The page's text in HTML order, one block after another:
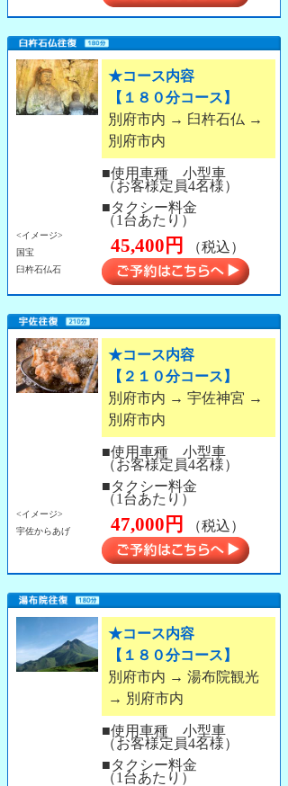
<イメージ>
国宝
臼杵石仏石
★コース内容
【１８０分コース】
別府市内 → 臼杵石仏 →
別府市内
■使用車種 小型車
（お客様定員4名様）
■タクシー料金
（1台あたり）
45,400円 （税込）
<イメージ>
宇佐からあげ
★コース内容
【２１０分コース】
別府市内 → 宇佐神宮 →
別府市内
■使用車種 小型車
（お客様定員4名様）
■タクシー料金
（1台あたり）
47,000円 （税込）
★コース内容
【１８０分コース】
別府市内 → 湯布院観光
→ 別府市内
■使用車種 小型車
（お客様定員4名様）
■タクシー料金
（1台あたり）